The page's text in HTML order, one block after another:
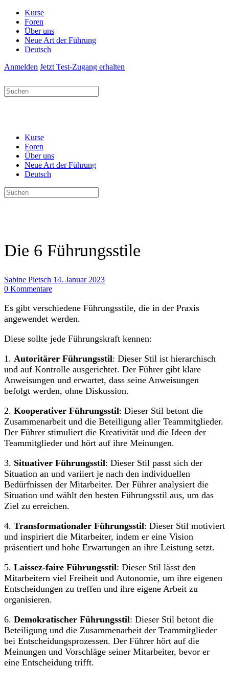
Kurse
Foren
Über uns
Neue Art der Führung
Deutsch
Anmelden Jetzt Test-Zugang erhalten
Suchen
nach:
Kurse
Foren
Über uns
Neue Art der Führung
Deutsch
Suchen
nach:
Die 6 Führungsstile
Sabine Pietsch 14. Januar 2023
0 Kommentare
Es gibt verschiedene Führungsstile, die in der Praxis
angewendet werden.
Diese sollte jede Führungskraft kennen:
1. Autoritärer Führungsstil: Dieser Stil ist hierarchisch
und auf Kontrolle ausgerichtet. Der Führer gibt klare
Anweisungen und erwartet, dass seine Anweisungen
befolgt werden, ohne Diskussion.
2. Kooperativer Führungsstil: Dieser Stil betont die
Zusammenarbeit und die Beteiligung aller Teammitglieder.
Der Führer stimuliert die Kreativität und die Ideen der
Teammitglieder und hört auf ihre Meinungen.
3. Situativer Führungsstil: Dieser Stil passt sich der
Situation an und variiert je nach den individuellen
Bedürfnissen der Mitarbeiter. Der Führer analysiert die
Situation und wählt den besten Führungsstil aus, um das
Ziel zu erreichen.
4. Transformationaler Führungsstil: Dieser Stil motiviert
und inspiriert die Mitarbeiter, indem er eine Vision
präsentiert und hohe Erwartungen an ihre Leistung setzt.
5. Laissez-faire Führungsstil: Dieser Stil lässt den
Mitarbeitern viel Freiheit und Autonomie, um ihre eigenen
Entscheidungen zu treffen und ihre eigene Arbeit zu
organisieren.
6. Demokratischer Führungsstil: Dieser Stil betont die
Beteiligung und die Zusammenarbeit der Teammitglieder
bei Entscheidungsprozessen. Der Führer hört auf die
Meinungen und Vorschläge seiner Mitarbeiter, bevor er
eine Entscheidung trifft.